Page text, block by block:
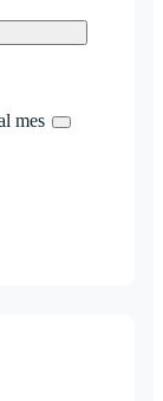
mes